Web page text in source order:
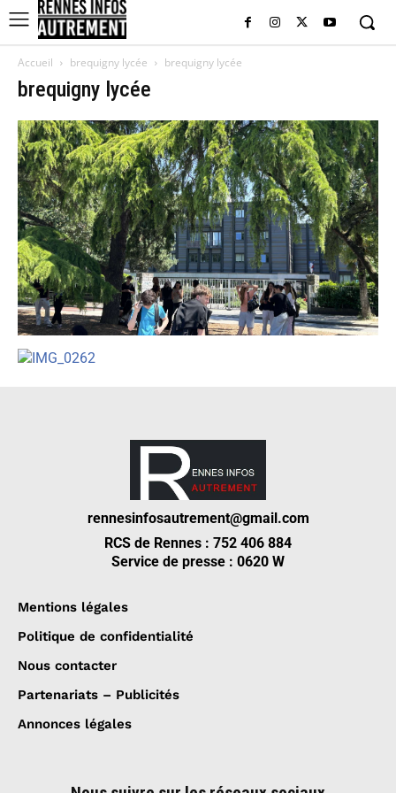
Accueil brequigny lycée brequigny lycée
brequigny lycée
rennesinfosautrement@gmail.com
RCS de Rennes : 752 406 884
Service de presse : 0620 W
Mentions légales
Politique de confidentialité
Nous contacter
Partenariats – Publicités
Annonces légales